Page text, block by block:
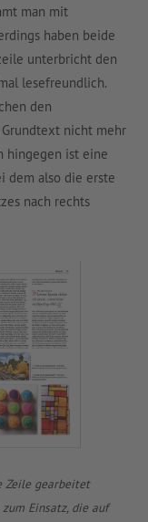
man mit
haben beide
unterbricht den
lesefreundlich.
den
nicht mehr
hingegen ist eine
dem also die erste
nach rechts
Zeile gearbeitet
Einsatz, die auf